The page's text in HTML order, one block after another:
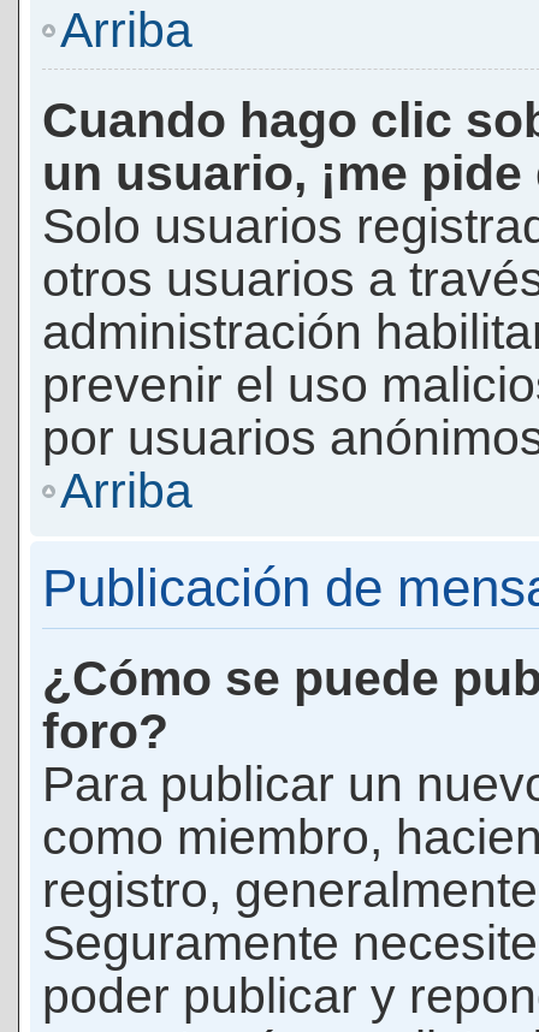
Arriba
Cuando hago clic
un usuario, ¡me
Solo usuarios
otros usuarios a
administración
prevenir el uso
por usuarios
Arriba
Publicación de
¿Cómo se puede
foro?
Para publicar un
como miembro,
registro,
Seguramente
poder publicar y